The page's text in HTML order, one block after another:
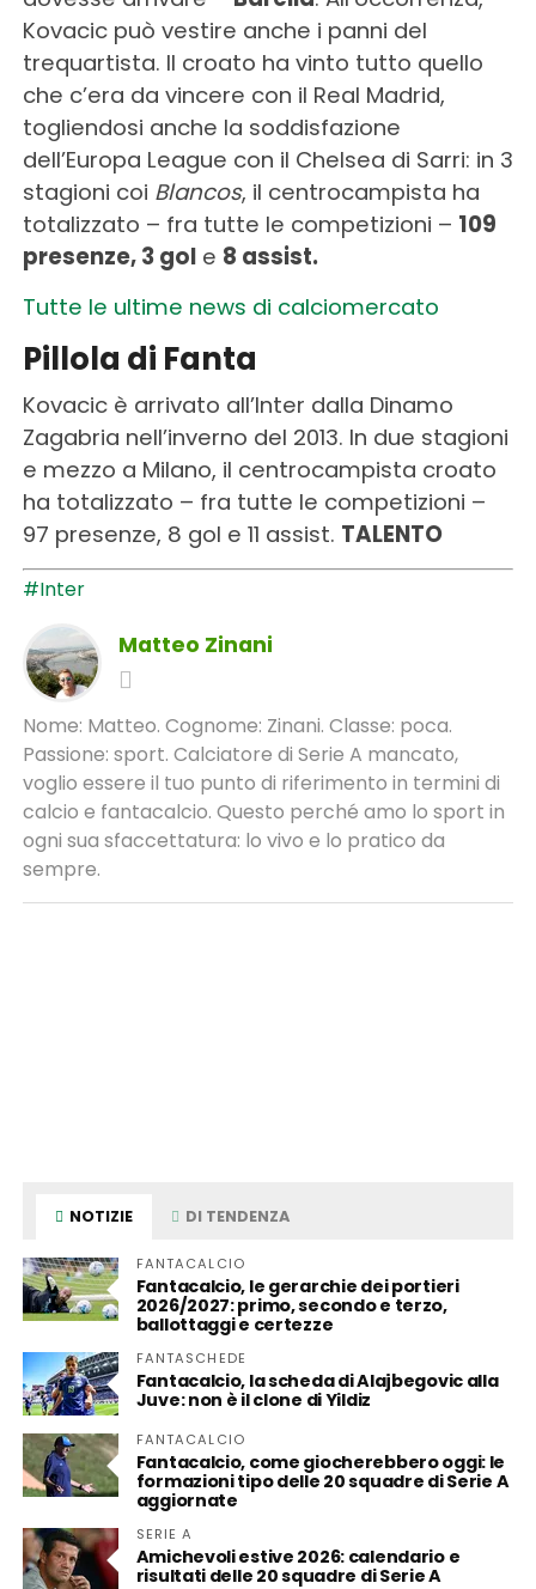
Kovacic può vestire anche i panni del
trequartista. Il croato ha vinto tutto quello
che c’era da vincere con il Real Madrid,
togliendosi anche la soddisfazione
dell’Europa League con il Chelsea di Sarri: in 3
stagioni coi Blancos, il centrocampista ha
totalizzato – fra tutte le competizioni – 109
presenze, 3 gole 8 assist.
Tutte le ultime news di calciomercato
Pillola di Fanta
Kovacic è arrivato all’Inter dalla Dinamo
Zagabria nell’inverno del 2013. In due stagioni
e mezzo a Milano, il centrocampista croato
ha totalizzato – fra tutte le competizioni –
97 presenze, 8 gol e 11 assist. TALENTO
#Inter
Matteo Zinani
Nome: Matteo. Cognome: Zinani. Classe: poca.
Passione: sport. Calciatore di Serie A mancato,
voglio essere il tuo punto di riferimento in termini di
calcio e fantacalcio. Questo perché amo lo sport in
ogni sua sfaccettatura: lo vivo e lo pratico da
sempre.
NOTIZIE DI TENDENZA
FANTACALCIO
Fantacalcio, le gerarchie dei portieri
2026/2027: primo, secondo e terzo,
ballottaggi e certezze
FANTASCHEDE
Fantacalcio, la scheda di Alajbegovic alla
Juve: non è il clone di Yildiz
FANTACALCIO
Fantacalcio, come giocherebbero oggi: le
formazioni tipo delle 20 squadre di Serie A
aggiornate
SERIE A
Amichevoli estive 2026: calendario e
risultati delle 20 squadre di Serie A